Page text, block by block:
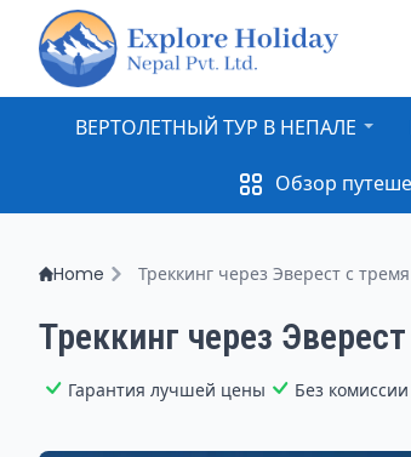
ВЕРТОЛЕТНЫЙ ТУР В НЕПАЛЕ
Обзор
Home Треккинг через Эверест с
Треккинг через
Гарантия лучшей цены Без